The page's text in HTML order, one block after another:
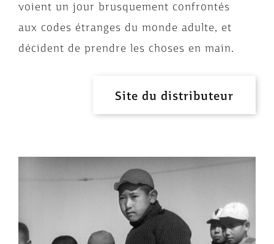
voient un jour brusquement confrontés
aux codes étranges du monde adulte, et
décident de prendre les choses en main.
Site du distributeur